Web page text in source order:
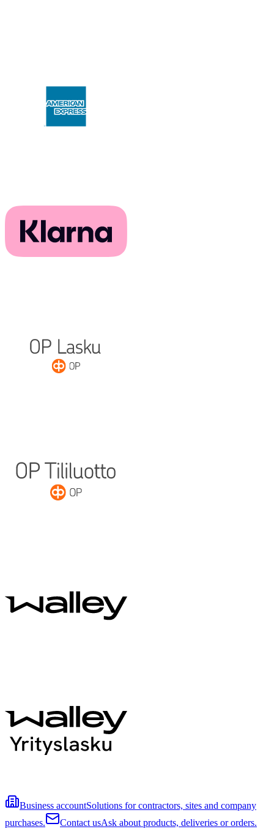
Business accountSolutions for contractors, sites and company
purchases.
Contact usAsk about products, deliveries or orders.